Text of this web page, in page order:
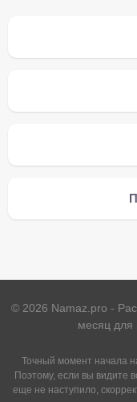
© 2026 Namaz.pro -
месяц для
Точный момент начала
Поэтому, если вы видите
еще не наступило,